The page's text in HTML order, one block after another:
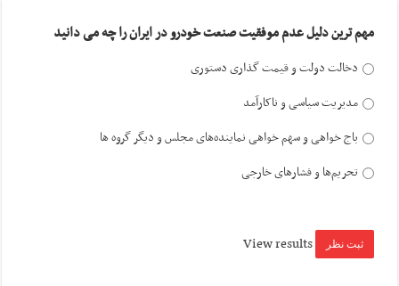
مهم ترین دلیل عدم موفقیت صنعت خودرو در ایران را چه می دانید
دخالت دولت و قیمت گذاری دستوری
مدیریت سیاسی و ناکارآمد
باج خواهی و سهم خواهی نماینده‌های مجلس و دیگر گروه ها
تحریم‌ها و فشارهای خارجی
View results